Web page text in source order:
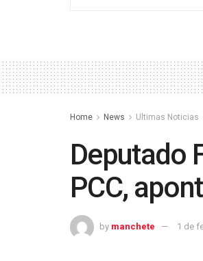
Home News Ultimas Noticias
Deputado
PCC,
by manchete 1 de